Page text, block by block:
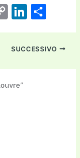
C
p
y
Li
n
k
Li
k
e
dI
n
di
vi
SUCCESSIVO